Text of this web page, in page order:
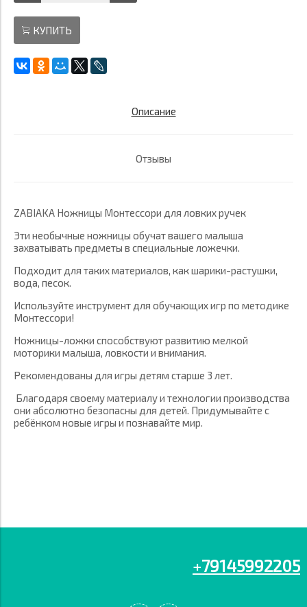
КУПИТЬ
Описание
Отзывы
ZABIAKA Ножницы Монтессори для ловких ручек
Эти необычные ножницы обучат вашего малыша
захватывать предметы в специальные ложечки.
Подходит для таких материалов, как шарики-растушки,
вода, песок.
Используйте инструмент для обучающих игр по методике
Монтессори!
Ножницы-ложки способствуют развитию мелкой
моторики малыша, ловкости и внимания.
Рекомендованы для игры детям старше 3 лет.
Благодаря своему материалу и технологии производства
они абсолютно безопасны для детей. Придумывайте с
ребёнком новые игры и познавайте мир.
+79145992205